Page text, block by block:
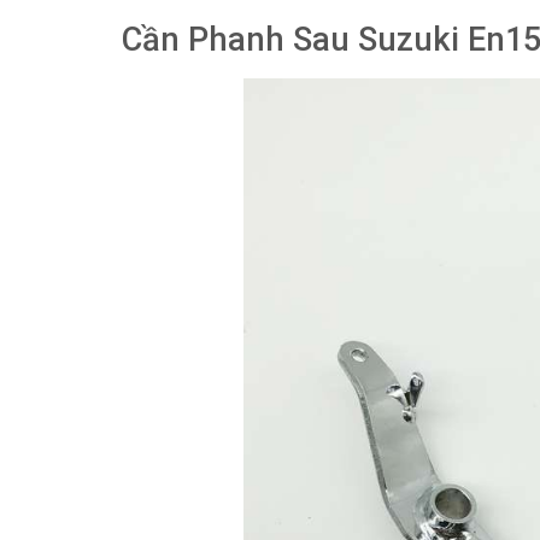
Cần Phanh Sau Suzuki